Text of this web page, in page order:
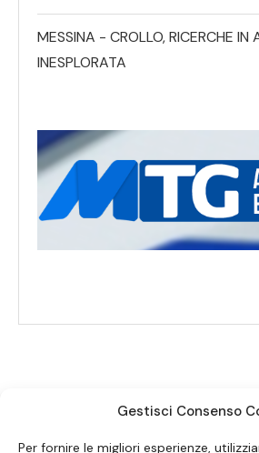
Gestisci Consenso
Per fornire le migliori esperienze,
MESSINA - CROLLO, RICERCHE IN
INESPLORATA
SEGUICI SUI SOCIAL